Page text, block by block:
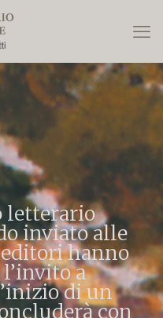
letterario
inviato alle
hanno
a
di un
con